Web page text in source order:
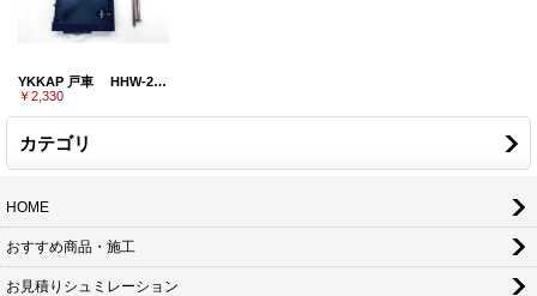
YKKAP 戸車 HHW-2K39196 (室内引戸用)
￥2,330
カテゴリ
HOME
おすすめ商品・施工
お見積りシュミレーション